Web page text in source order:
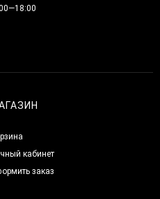
кабинет
заказ